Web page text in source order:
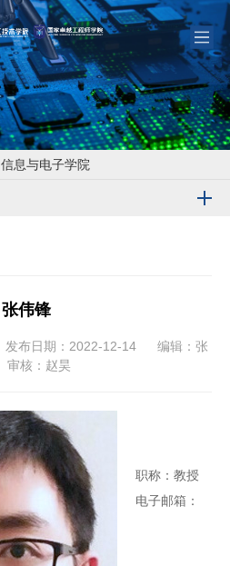
信息与电子学院
张伟锋
发布日期：2022-12-14
编辑：张
审核：赵昊
职称：教授
电子邮箱：